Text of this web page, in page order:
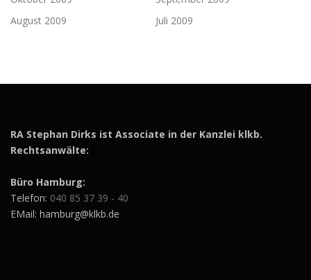
August 2009
Juli 2009
RA Stephan Dirks ist Associate in der Kanzlei klkb.
Rechtsanwälte:
Büro Hamburg:
Telefon: 040 85 37 39 - 40
EMail: hamburg@klkb.de